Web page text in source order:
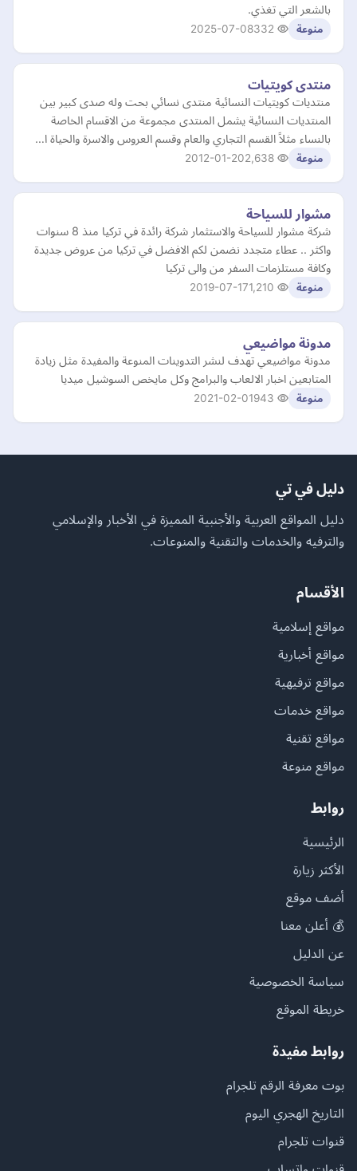
بالشعر التي تغذي.
منوعة 2025-07-08
منتدى كويتيات
منتديات كويتيات النسائية منتدى نسائي بحت وله صدى كبير بين
المنتديات النسائية يشمل المنتدى مجموعة من الاقسام الخاصة
بالنساء مثلاً القسم التجاري والعام وقسم العروس والاسرة والحياة ا…
منوعة 2012-01-20
مشوار للسياحة
شركة مشوار للسياحة والاستثمار شركة رائدة في تركيا منذ 8 سنوات
واكثر .. عطاء متجدد نضمن لكم الافضل في تركيا من عروض جديدة
وكافة مستلزمات السفر من والى تركيا
منوعة 2019-07-17
مدونة مواضيعي
مدونة مواضيعي تهدف لنشر التدوينات المنوعة والمفيدة مثل زيادة
المتابعين اخبار الالعاب والبرامج وكل مايخص السوشيل ميديا
منوعة 2021-02-01
دليل في تي
دليل المواقع العربية والأجنبية المميزة في الأخبار والإسلامي
والترفيه والخدمات والتقنية والمنوعات.
الأقسام
مواقع إسلامية
مواقع أخبارية
مواقع ترفيهية
مواقع خدمات
مواقع تقنية
مواقع منوعة
روابط
الرئيسية
الأكثر زيارة
أضف موقع
💰 أعلن معنا
عن الدليل
سياسة الخصوصية
خريطة الموقع
روابط مفيدة
بوت معرفة الرقم تلجرام
التاريخ الهجري اليوم
قنوات تلجرام